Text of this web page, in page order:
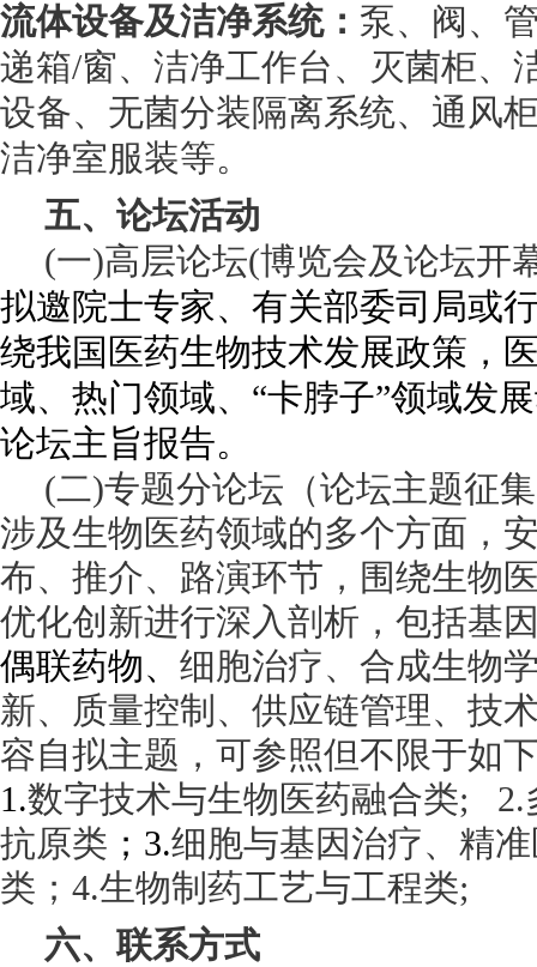
流体设备及洁净系统： 泵、阀、
递箱/窗、洁净工作台、灭菌柜、
设备、无菌分装隔离系统、通风
洁净室服装等。
五、论坛活动
(一)高层论坛(博览会及论坛开
拟邀院士专家、有关部委司局或
绕我国医药生物技术发展政策，
域、热门领域、“卡脖子”领域发
论坛主旨报告。
(二)专题分论坛（论坛主题征
涉及生物医药领域的多个方面，
布、推介、路演环节，围绕生物
优化创新进行深入剖析，包括基
偶联药物、 细胞治疗、合成生物
新、质量控制、供应链管理、技
容自拟主题，可参照但不限于如
1.数字技术与生物医药融合类; 2.
抗原类 ；3.细胞与基因治疗、精
类；4.生物制药工艺与工程类;
六、联系方式